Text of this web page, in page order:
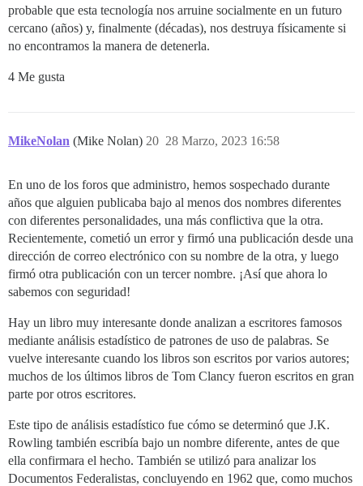
probable que esta tecnología nos arruine socialmente en un futuro
cercano (años) y, finalmente (décadas), nos destruya físicamente si
no encontramos la manera de detenerla.
4 Me gusta
MikeNolan (Mike Nolan) 28 Marzo, 2023 16:58
20
En uno de los foros que administro, hemos sospechado durante
años que alguien publicaba bajo al menos dos nombres diferentes
con diferentes personalidades, una más conflictiva que la otra.
Recientemente, cometió un error y firmó una publicación desde una
dirección de correo electrónico con su nombre de la otra, y luego
firmó otra publicación con un tercer nombre. ¡Así que ahora lo
sabemos con seguridad!
Hay un libro muy interesante donde analizan a escritores famosos
mediante análisis estadístico de patrones de uso de palabras. Se
vuelve interesante cuando los libros son escritos por varios autores;
muchos de los últimos libros de Tom Clancy fueron escritos en gran
parte por otros escritores.
Este tipo de análisis estadístico fue cómo se determinó que J.K.
Rowling también escribía bajo un nombre diferente, antes de que
ella confirmara el hecho. También se utilizó para analizar los
Documentos Federalistas, concluyendo en 1962 que, como muchos